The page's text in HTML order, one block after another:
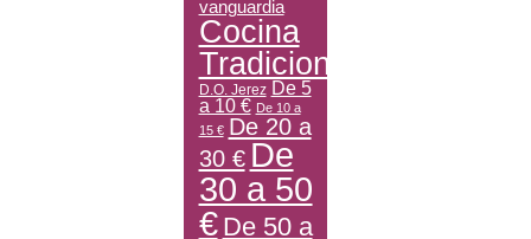
vanguardia
Cocina
Tradicional
D.O. Jerez De 5
a 10 € De 10 a
15 € De 20 a
30 € De
30 a 50
€ De 50 a